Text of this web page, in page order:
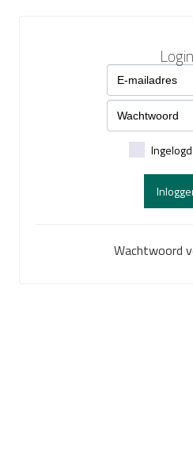
Login
Wachtwoord